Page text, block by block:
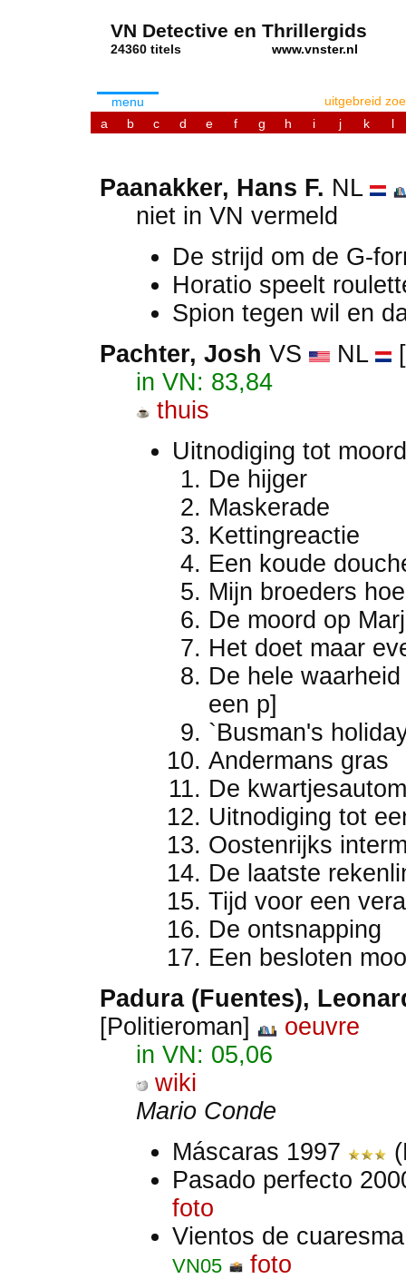
VN Detective en Thrillergids
24360 titels www.vnster.nl
menu
uitgebreid
a
b c d e f g h i j k l
Paanakker, Hans F. NL
niet in VN vermeld
De strijd om de G-
Horatio speelt
Spion tegen wil en
Pachter, Josh VS NL
in VN: 83,84
thuis
Uitnodiging tot
De hijger
Maskerade
Kettingreactie
Een koude
Mijn broeders
De moord op
Het doet maar
De hele
een p]
`Busman's
Andermans gras
De
Uitnodiging tot
Oostenrijks
De laatste
Tijd voor een
De ontsnapping
Een besloten
Padura (Fuentes),
[Politieroman]
oeuvre
in VN: 05,06
wiki
Mario Conde
Máscaras 1997
Pasado perfecto
foto
Vientos de
VN05 foto